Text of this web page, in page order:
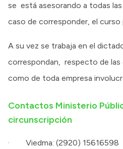
se está asesorando a todas las
caso de corresponder, el curso
A su vez se trabaja en el
correspondan, respecto de las
como de toda empresa
Contactos Ministerio
circunscripción
· Viedma: (2920) 15616598